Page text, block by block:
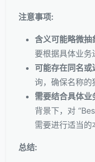
注意事项:
含义可能略微抽
要根据具体业务
可能存在同名或
询，确保名称的
需要结合具体
背景下，对
需要进行适当的
总结: